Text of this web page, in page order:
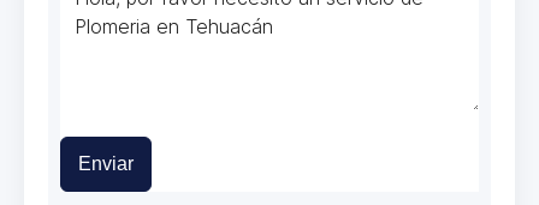
Enviar